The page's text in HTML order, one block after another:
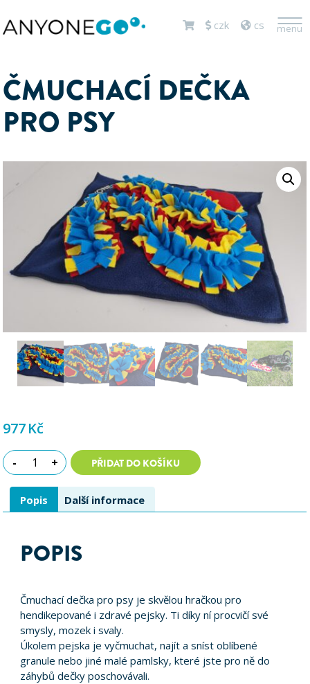
czk cs menu
ČMUCHACÍ DEČKA
PRO PSY
977Kč
-
Čmuchací
dečka
pro
psy
+ PŘIDAT DO KOŠÍKU
Popis Další informace
POPIS
Čmuchací dečka pro psy je skvělou hračkou pro
hendikepované i zdravé pejsky. Ti díky ní procvičí své
smysly, mozek i svaly.
Úkolem pejska je vyčmuchat, najít a sníst oblíbené
granule nebo jiné malé pamlsky, které jste pro ně do
záhybů dečky poschovávali.